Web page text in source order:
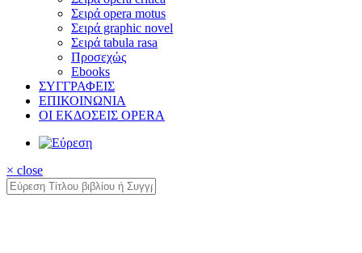
Σειρά opera motus
Σειρά graphic novel
Σειρά tabula rasa
Προσεχώς
Ebooks
ΣΥΓΓΡΑΦΕΙΣ
ΕΠΙΚΟΙΝΩΝΙΑ
ΟΙ ΕΚΔΟΣΕΙΣ OPERA
× close